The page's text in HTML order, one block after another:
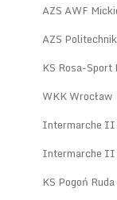
AZS AWF
AZS
KS Rosa-Sport
WKK Wrocław
Intermarche II
Intermarche II
KS Pogoń